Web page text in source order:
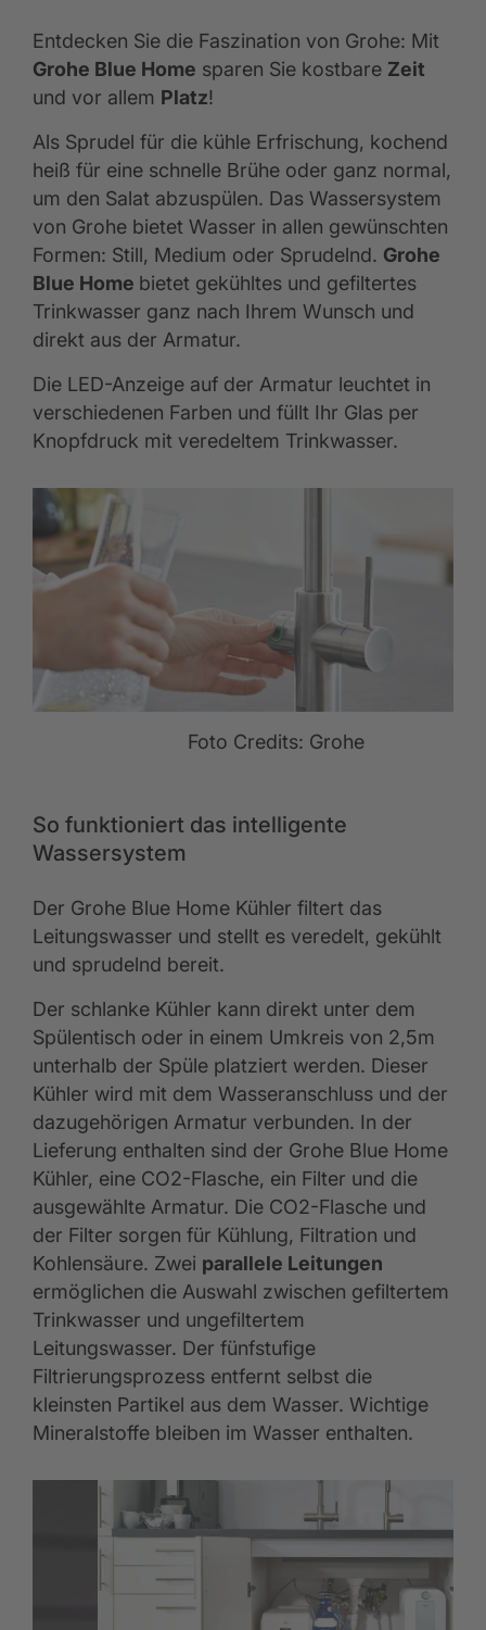
Entdecken Sie die Faszination von Grohe: Mit
Grohe Blue Home sparen Sie kostbare Zeit
und vor allem Platz!
Als Sprudel für die kühle Erfrischung, kochend
heiß für eine schnelle Brühe oder ganz normal,
um den Salat abzuspülen. Das Wassersystem
von Grohe bietet Wasser in allen gewünschten
Formen: Still, Medium oder Sprudelnd. Grohe
Blue Home bietet gekühltes und gefiltertes
Trinkwasser ganz nach Ihrem Wunsch und
direkt aus der Armatur.
Die LED-Anzeige auf der Armatur leuchtet in
verschiedenen Farben und füllt Ihr Glas per
Knopfdruck mit veredeltem Trinkwasser.
Foto Credits: Grohe
So funktioniert das intelligente
Wassersystem
Der Grohe Blue Home Kühler filtert das
Leitungswasser und stellt es veredelt, gekühlt
und sprudelnd bereit.
Der schlanke Kühler kann direkt unter dem
Spülentisch oder in einem Umkreis von 2,5m
unterhalb der Spüle platziert werden. Dieser
Kühler wird mit dem Wasseranschluss und der
dazugehörigen Armatur verbunden. In der
Lieferung enthalten sind der Grohe Blue Home
Kühler, eine CO2-Flasche, ein Filter und die
ausgewählte Armatur. Die CO2-Flasche und
der Filter sorgen für Kühlung, Filtration und
Kohlensäure. Zwei parallele Leitungen
ermöglichen die Auswahl zwischen gefiltertem
Trinkwasser und ungefiltertem
Leitungswasser. Der fünfstufige
Filtrierungsprozess entfernt selbst die
kleinsten Partikel aus dem Wasser. Wichtige
Mineralstoffe bleiben im Wasser enthalten.